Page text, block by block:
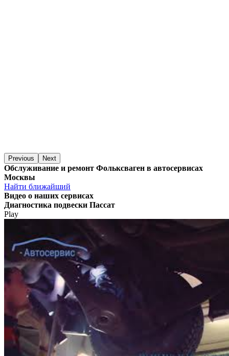
Previous Next
Обслуживание и ремонт Фольксваген в автосервисах
Москвы
Найти ближайший
Видео о наших сервисах
Диагностика подвески Пассат
Play